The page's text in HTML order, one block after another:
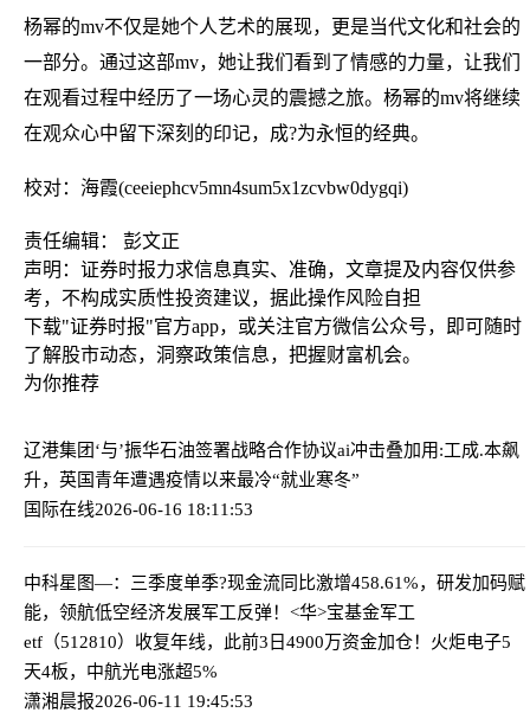
杨幂的mv不仅是她个人艺术的展现，更是当代文化和社会的
一部分。通过这部mv，她让我们看到了情感的力量，让我们
在观看过程中经历了一场心灵的震撼之旅。杨幂的mv将继续
在观众心中留下深刻的印记，成?为永恒的经典。
校对：海霞(ceeiephcv5mn4sum5x1zcvbw0dygqi)
责任编辑： 彭文正
声明：证券时报力求信息真实、准确，文章提及内容仅供参
考，不构成实质性投资建议，据此操作风险自担
下载"证券时报"官方app，或关注官方微信公众号，即可随时
了解股市动态，洞察政策信息，把握财富机会。
为你推荐
辽港集团‘与’振华石油签署战略合作协议ai冲击叠加用:工成.本飙
升，英国青年遭遇疫情以来最冷“就业寒冬”
国际在线2026-06-16 18:11:53
中科星图—：三季度单季?现金流同比激增458.61%，研发加码赋
能，领航低空经济发展军工反弹！<华>宝基金军工
etf（512810）收复年线，此前3日4900万资金加仓！火炬电子5
天4板，中航光电涨超5%
潇湘晨报2026-06-11 19:45:53